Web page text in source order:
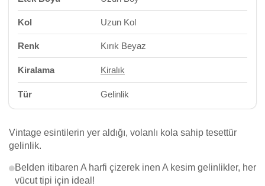
Kol Uzun Kol
Renk Kırık Beyaz
Kiralama Kiralık
Tür Gelinlik
Vintage esintilerin yer aldığı, volanlı kola sahip tesettür
gelinlik.
Belden itibaren A harfi çizerek inen A kesim gelinlikler, her
vücut tipi için ideal!